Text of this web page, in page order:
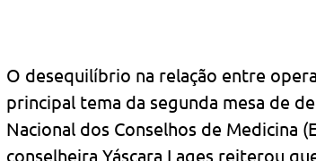
O desequilíbrio na relação entre
principal tema da segunda mesa de
Nacional dos Conselhos de Medicina
conselheira Yáscara Lages reiterou